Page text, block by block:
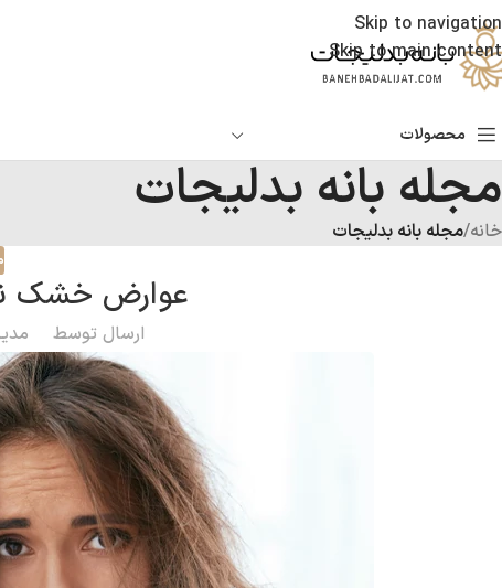
Skip to navigation
Skip to main content
محصولات
مجله بانه بدلیجات
خانه/مجله بانه بدلیجات
عوارض خشک
ارسال توسط